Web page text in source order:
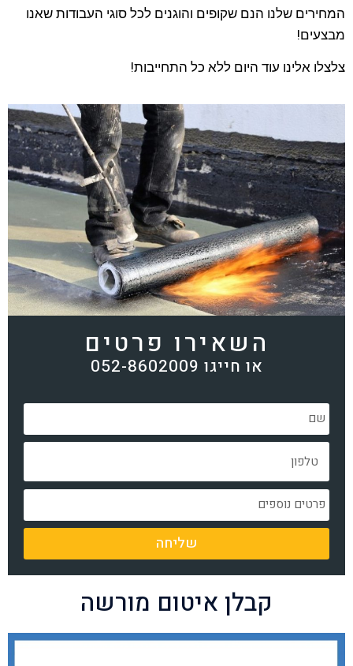
המחירים שלנו הנם שקופים והוגנים לכל סוגי העבודות שאנו
מבצעים!
צלצלו אלינו עוד היום ללא כל התחייבות!
השאירו פרטים
או חייגו 052-8602009
שליחה
קבלן איטום מורשה